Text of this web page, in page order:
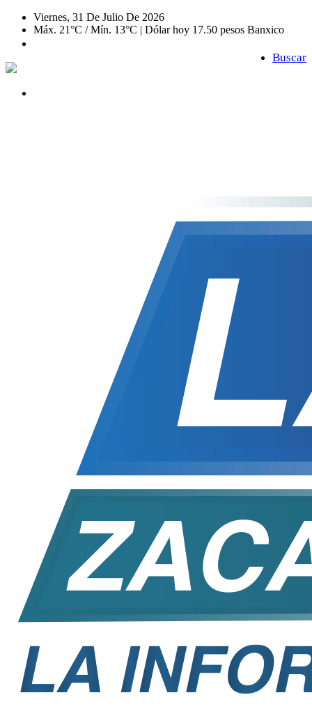
Viernes, 31 De Julio De 2026
Máx. 21°C / Mín. 13°C | Dólar hoy 17.50 pesos Banxico
Buscar